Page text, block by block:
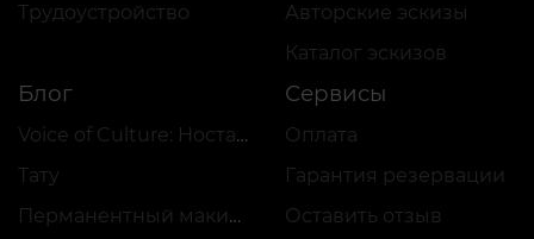
Трудоустройство
Авторские эскизы
Каталог эскизов
Блог
Voice of Culture: Ностальгия по 2000-м
Тату
Перманентный макияж
Сервисы
Оплата
Гарантия резервации
Оставить отзыв